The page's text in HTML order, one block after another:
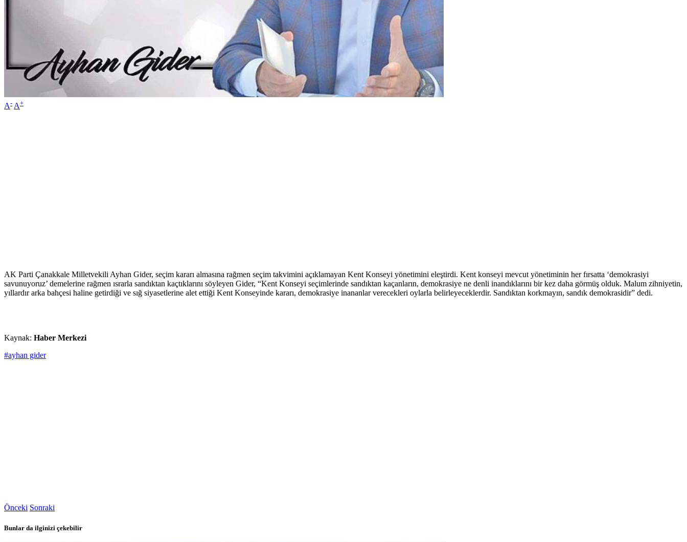
A- A+
AK Parti Çanakkale Milletvekili Ayhan Gider, seçim kararı almasına rağmen seçim takvimini açıklamayan Kent Konseyi yönetimini eleştirdi. Kent konseyi mevcut yönetiminin her fırsatta ‘demokrasiyi
savunuyoruz’ demelerine rağmen ısrarla sandıktan kaçtıklarını söyleyen Gider, “Kent Konseyi seçimlerinde sandıktan kaçanların, demokrasiye ne denli inandıklarını bir kez daha görmüş olduk. Malum zihniyetin,
yıllardır arka bahçesi haline getirdiği ve sığ siyasetlerine alet ettiği Kent Konseyinde kararı, demokrasiye inananlar verecekleri oylarla belirleyeceklerdir. Sandıktan korkmayın, sandık demokrasidir” dedi.
Kaynak: Haber Merkezi
#ayhan gider
Önceki Sonraki
Bunlar da ilginizi çekebilir